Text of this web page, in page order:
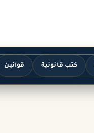
كتب قانونية قوانين